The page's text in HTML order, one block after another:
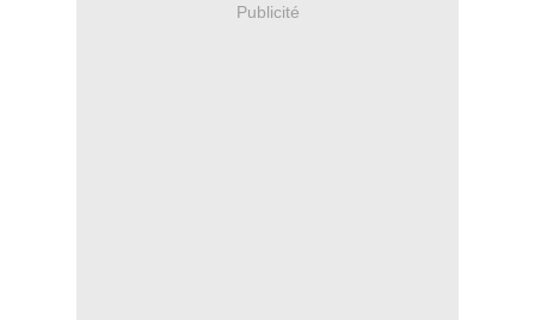
Publicité